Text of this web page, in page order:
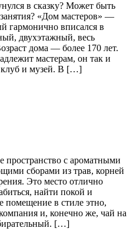
в сказку? Может быть
«Дом мастеров» —
гармонично вписался в
двухэтажный, весь
дома — более 170 лет.
мастерам, он так и
клуб и музей. В […]
с ароматными
сборами из трав, корней
Это место отлично
найти покой и
помещение в стиле этно,
и, конечно же, чай на
[…]